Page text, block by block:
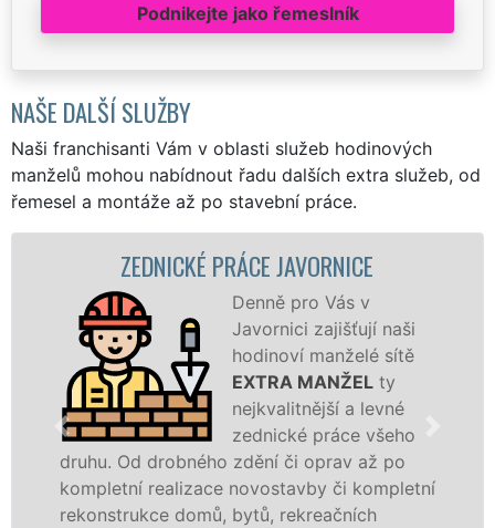
Podnikejte jako řemeslník
NAŠE DALŠÍ SLUŽBY
Naši franchisanti Vám v oblasti služeb hodinových
manželů mohou nabídnout řadu dalších extra služeb, od
řemesel a montáže až po stavební práce.
ZEDNICKÉ PRÁCE JAVORNICE
Denně pro Vás v
Javornici zajišťují naši
hodinoví manželé sítě
EXTRA MANŽELty
nejkvalitnější a levné
zednické práce všeho
Od drobného zdění či oprav až po
realizace novostavby či kompletní
domů, bytů, rekreačních